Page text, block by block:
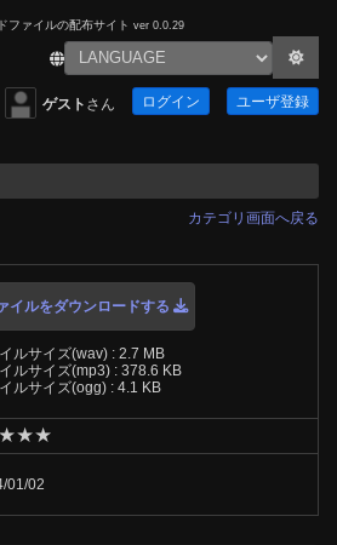
ファイルの配布サイト ver 0.0.29
ゲスト さん ログイン ユーザ登録
カテゴリ画面へ戻る
イルをダウンロードする
ルサイズ(wav) : 2.7 MB
ルサイズ(mp3) : 378.6 KB
ルサイズ(ogg) : 4.1 KB
★★★
01/02